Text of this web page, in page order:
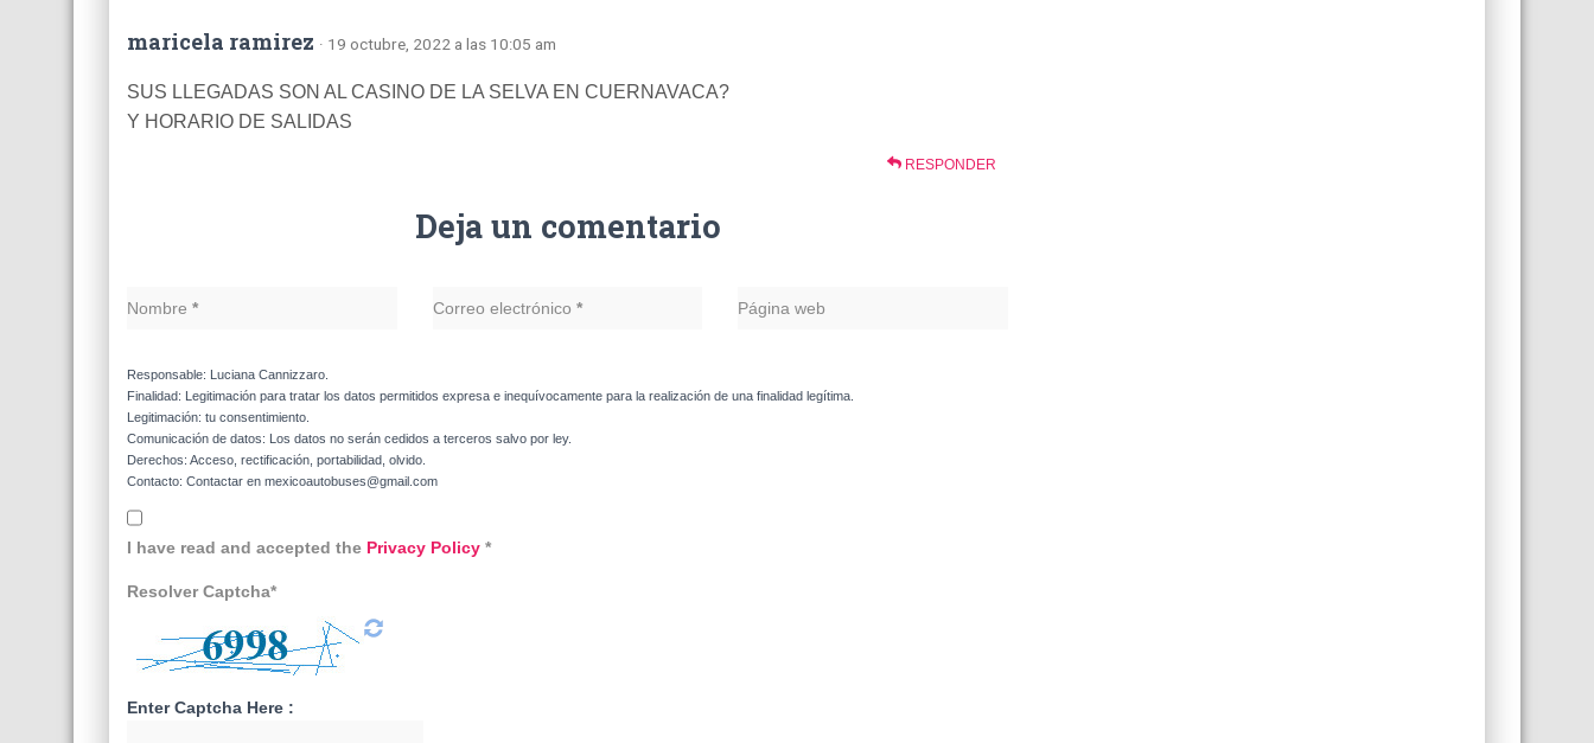
maricela ramirez · 19 octubre, 2022 a las 10:05 am
SUS LLEGADAS SON AL CASINO DE LA SELVA EN CUERNAVACA?
Y HORARIO DE SALIDAS
RESPONDER
Deja un comentario
Nombre * Correo electrónico * Página web
Responsable: Luciana Cannizzaro.
Finalidad: Legitimación para tratar los datos permitidos expresa e inequívocamente para la realización de una finalidad legítima.
Legitimación: tu consentimiento.
Comunicación de datos: Los datos no serán cedidos a terceros salvo por ley.
Derechos: Acceso, rectificación, portabilidad, olvido.
Contacto: Contactar en mexicoautobuses@gmail.com
I have read and accepted the Privacy Policy *
Resolver Captcha*
Enter Captcha Here :